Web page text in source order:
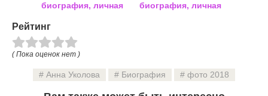
биография, личная
биография, личная
Рейтинг
( Пока оценок нет )
Анна Уколова Биография фото 2018